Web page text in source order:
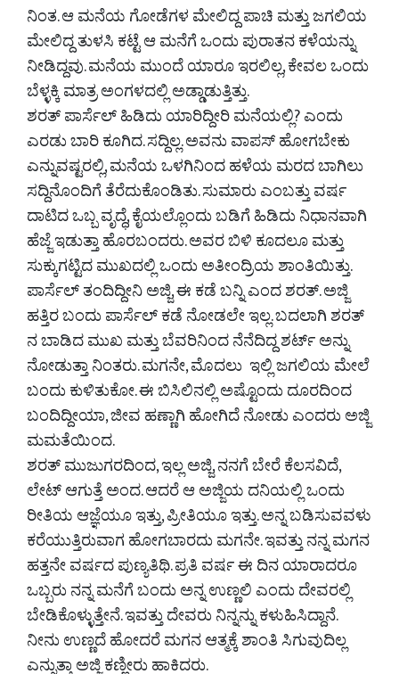
ನಿಂತ. ಆ ಮನೆಯ ಗೋಡೆಗಳ ಮೇಲಿದ್ದ ಪಾಚಿ ಮತ್ತು ಜಗಲಿಯ
ಮೇಲಿದ್ದ ತುಳಸಿ ಕಟ್ಟೆ ಆ ಮನೆಗೆ ಒಂದು ಪುರಾತನ ಕಳೆಯನ್ನು
ನೀಡಿದ್ದವು. ಮನೆಯ ಮುಂದೆ ಯಾರೂ ಇರಲಿಲ್ಲ, ಕೇವಲ ಒಂದು
ಬೆಳ್ಳಕ್ಕಿ ಮಾತ್ರ ಅಂಗಳದಲ್ಲಿ ಅಡ್ಡಾಡುತ್ತಿತ್ತು.
ಶರತ್ ಪಾರ್ಸೆಲ್ ಹಿಡಿದು ಯಾರಿದ್ದೀರಿ ಮನೆಯಲ್ಲಿ? ಎಂದು
ಎರಡು ಬಾರಿ ಕೂಗಿದ. ಸದ್ದಿಲ್ಲ. ಅವನು ವಾಪಸ್ ಹೋಗಬೇಕು
ಎನ್ನುವಷ್ಟರಲ್ಲಿ, ಮನೆಯ ಒಳಗಿನಿಂದ ಹಳೆಯ ಮರದ ಬಾಗಿಲು
ಸದ್ದಿನೊಂದಿಗೆ ತೆರೆದುಕೊಂಡಿತು. ಸುಮಾರು ಎಂಬತ್ತು ವರ್ಷ
ದಾಟಿದ ಒಬ್ಬ ವೃದ್ಧೆ, ಕೈಯಲ್ಲೊಂದು ಬಡಿಗೆ ಹಿಡಿದು ನಿಧಾನವಾಗಿ
ಹೆಜ್ಜೆ ಇಡುತ್ತಾ ಹೊರಬಂದರು. ಅವರ ಬಿಳಿ ಕೂದಲೂ ಮತ್ತು
ಸುಕ್ಕುಗಟ್ಟಿದ ಮುಖದಲ್ಲಿ ಒಂದು ಅತೀಂದ್ರಿಯ ಶಾಂತಿಯಿತ್ತು.
ಪಾರ್ಸೆಲ್ ತಂದಿದ್ದೀನಿ ಅಜ್ಜಿ, ಈ ಕಡೆ ಬನ್ನಿ ಎಂದ ಶರತ್. ಅಜ್ಜಿ
ಹತ್ತಿರ ಬಂದು ಪಾರ್ಸೆಲ್ ಕಡೆ ನೋಡಲೇ ಇಲ್ಲ. ಬದಲಾಗಿ ಶರತ್
‌ನ ಬಾಡಿದ ಮುಖ ಮತ್ತು ಬೆವರಿನಿಂದ ನೆನೆದಿದ್ದ ಶರ್ಟ್ ಅನ್ನು
ನೋಡುತ್ತಾ ನಿಂತರು. ಮಗನೇ, ಮೊದಲು ಇಲ್ಲಿ ಜಗಲಿಯ ಮೇಲೆ
ಬಂದು ಕುಳಿತುಕೋ. ಈ ಬಿಸಿಲಿನಲ್ಲಿ ಅಷ್ಟೊಂದು ದೂರದಿಂದ
ಬಂದಿದ್ದೀಯಾ, ಜೀವ ಹಣ್ಣಾಗಿ ಹೋಗಿದೆ ನೋಡು ಎಂದರು ಅಜ್ಜಿ
ಮಮತೆಯಿಂದ.
ಶರತ್ ಮುಜುಗರದಿಂದ, ಇಲ್ಲ ಅಜ್ಜಿ, ನನಗೆ ಬೇರೆ ಕೆಲಸವಿದೆ,
ಲೇಟ್ ಆಗುತ್ತೆ ಅಂದ. ಆದರೆ ಆ ಅಜ್ಜಿಯ ದನಿಯಲ್ಲಿ ಒಂದು
ರೀತಿಯ ಆಜ್ಞೆಯೂ ಇತ್ತು, ಪ್ರೀತಿಯೂ ಇತ್ತು. ಅನ್ನ ಬಡಿಸುವವಳು
ಕರೆಯುತ್ತಿರುವಾಗ ಹೋಗಬಾರದು ಮಗನೇ. ಇವತ್ತು ನನ್ನ ಮಗನ
ಹತ್ತನೇ ವರ್ಷದ ಪುಣ್ಯತಿಥಿ. ಪ್ರತಿ ವರ್ಷ ಈ ದಿನ ಯಾರಾದರೂ
ಒಬ್ಬರು ನನ್ನ ಮನೆಗೆ ಬಂದು ಅನ್ನ ಉಣ್ಣಲಿ ಎಂದು ದೇವರಲ್ಲಿ
ಬೇಡಿಕೊಳ್ಳುತ್ತೇನೆ. ಇವತ್ತು ದೇವರು ನಿನ್ನನ್ನು ಕಳುಹಿಸಿದ್ದಾನೆ.
ನೀನು ಉಣ್ಣದೆ ಹೋದರೆ ಮಗನ ಆತ್ಮಕ್ಕೆ ಶಾಂತಿ ಸಿಗುವುದಿಲ್ಲ
ಎನ್ನುತ್ತಾ ಅಜ್ಜಿ ಕಣ್ಣೀರು ಹಾಕಿದರು.